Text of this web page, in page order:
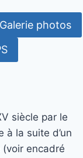
Galerie photos
siècle par le
à la suite d’un
encadré